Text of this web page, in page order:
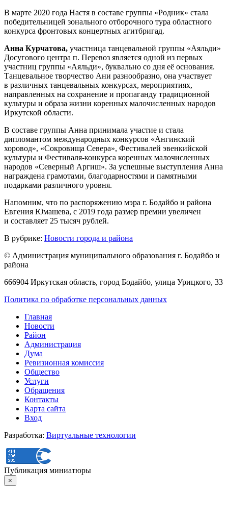
В марте 2020 года Настя в составе группы «Родник» стала
победительницей зонального отборочного тура областного
конкурса фронтовых концертных агитбригад.
Анна Курчатова, участница танцевальной группы «Аяльди»
Досугового центра п. Перевоз является одной из первых
участниц группы «Аяльди», буквально со дня её основания.
Танцевальное творчество Ани разнообразно, она участвует
в различных танцевальных конкурсах, мероприятиях,
направленных на сохранение и пропаганду традиционной
культуры и образа жизни коренных малочисленных народов
Иркутской области.
В составе группы Анна принимала участие и стала
дипломантом международных конкурсов «Ангинский
хоровод», «Сокровища Севера», Фестивалей эвенкийской
культуры и Фестиваля-конкурса коренных малочисленных
народов «Северный Аргиш». За успешные выступления Анна
награждена грамотами, благодарностями и памятными
подарками различного уровня.
Напомним, что по распоряжению мэра г. Бодайбо и района
Евгения Юмашева, с 2019 года размер премии увеличен
и составляет 25 тысяч рублей.
В рубрике: Новости города и района
© Администрация муниципального образования г. Бодайбо и
района
666904 Иркутская область, город Бодайбо, улица Урицкого, 33
Политика по обработке персональных данных
Главная
Новости
Район
Администрация
Дума
Ревизионная комиссия
Общество
Услуги
Обращения
Контакты
Карта сайта
Вход
Разработка: Виртуальные технологии
Публикация миниатюры
×